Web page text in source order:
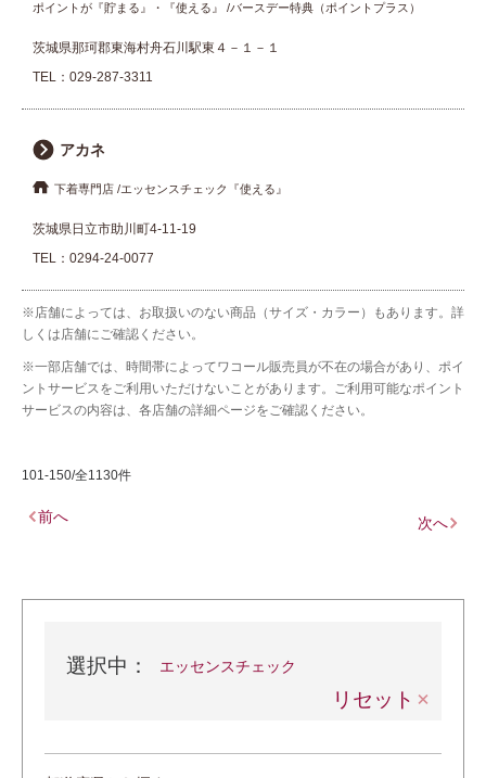
ポイントが『貯まる』・『使える』
バースデー特典（ポイントプラス）
茨城県那珂郡東海村舟石川駅東４－１－１
TEL： 029-287-3311
アカネ
下着専門店 エッセンスチェック『使える』
茨城県日立市助川町4-11-19
TEL： 0294-24-0077
※店舗によっては、お取扱いのない商品（サイズ・カラー）もあります。詳
しくは店舗にご確認ください。
※一部店舗では、時間帯によってワコール販売員が不在の場合があり、ポイ
ントサービスをご利用いただけないことがあります。ご利用可能なポイント
サービスの内容は、各店舗の詳細ページをご確認ください。
101-150/全1130件
前へ 次へ
選択中： エッセンスチェック
リセット